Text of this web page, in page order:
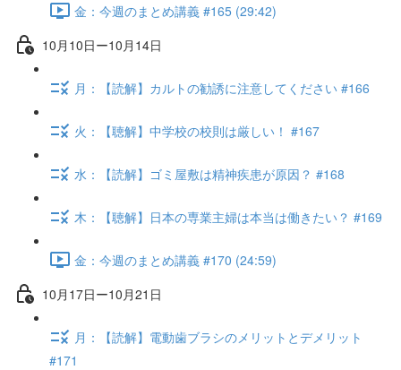
金：今週のまとめ講義 #165 (29:42)
10月10日ー10月14日
月：【読解】カルトの勧誘に注意してください #166
火：【聴解】中学校の校則は厳しい！ #167
水：【読解】ゴミ屋敷は精神疾患が原因？ #168
木：【聴解】日本の専業主婦は本当は働きたい？ #169
金：今週のまとめ講義 #170 (24:59)
10月17日ー10月21日
月：【読解】電動歯ブラシのメリットとデメリット
#171